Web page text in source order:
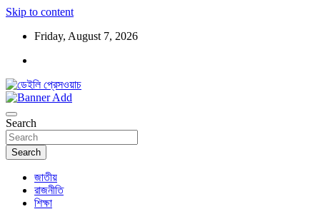
Skip to content
Friday, August 7, 2026
ডেইলি প্রেসওয়াচ
Search
Search
জাতীয়
রাজনীতি
শিক্ষা